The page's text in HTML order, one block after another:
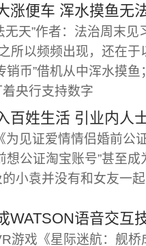
涨便车 浑水摸鱼无
无天”作者：法治周末
所以频频出现，还在
销币”借机从中浑水摸
央行支持数字
百姓生活 引业内人
见证爱情情侣婚前公
想公证淘宝账号”甚
小袁并没有和女友一
WATSON语音交互
戏《星际迷航：舰桥